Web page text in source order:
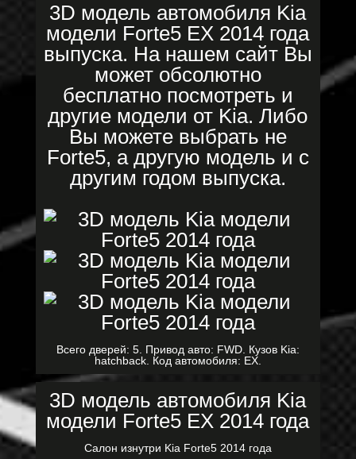
3D модель автомобиля Kia
модели Forte5 EX 2014 года
выпуска. На нашем сайт Вы
может обсолютно
бесплатно посмотреть и
другие модели от Kia. Либо
Вы можете выбрать не
Forte5, а другую модель и с
другим годом выпуска.
Всего дверей: 5. Привод авто: FWD. Кузов Kia:
hatchback. Код автомобиля: EX.
3D модель автомобиля Kia
модели Forte5 EX 2014 года
Салон изнутри Kia Forte5 2014 года